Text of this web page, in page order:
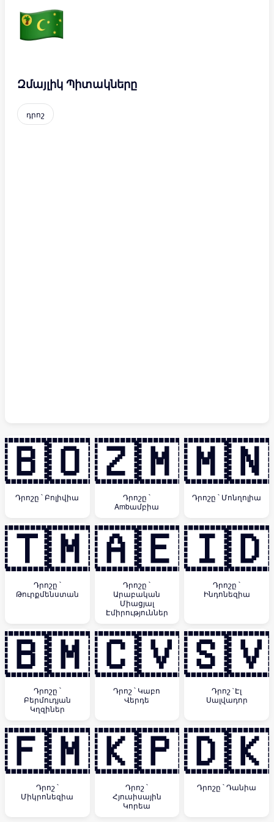
Զմայլիկ Պիտակները
դրոշ
🇧🇴
Դրոշը ՝ Բոլիվիա
🇿🇲
Դրոշը ՝
Ambամբիա
🇲🇳
Դրոշը ՝ Մոնղոլիա
🇹🇲
Դրոշը ՝
Թուրքմենստան
🇦🇪
Դրոշը ՝
Արաբական
Միացյալ
Էմիրություններ
🇮🇩
Դրոշը ՝
Ինդոնեզիա
🇧🇲
Դրոշը ՝
Բերմուդյան
Կղզիներ
🇨🇻
Դրոշ ՝ Կաբո
Վերդե
🇸🇻
Դրոշ `Էլ
Սալվադոր
🇫🇲
Դրոշ ՝
Միկրոնեզիա
🇰🇵
Դրոշ ՝
Հյուսիսային
Կորեա
🇩🇰
Դրոշը ՝ Դանիա